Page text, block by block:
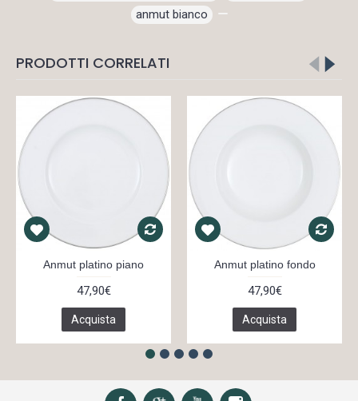
anmut bianco ,
PRODOTTI CORRELATI
Anmut platino piano
47,90€
Acquista
Anmut platino fondo
47,90€
Acquista